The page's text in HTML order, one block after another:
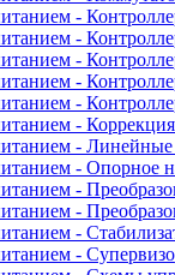
-
-
-
-
-
-
-
- Опорное
-
-
-
-